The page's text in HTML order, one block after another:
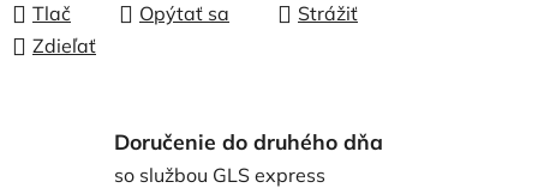
Tlač Opýtať sa
Strážiť
Zdieľať
Doručenie do druhého dňa
so službou GLS express